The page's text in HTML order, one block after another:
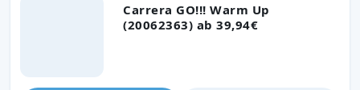
Carrera GO!!! Warm Up
(20062363) ab 39,94€